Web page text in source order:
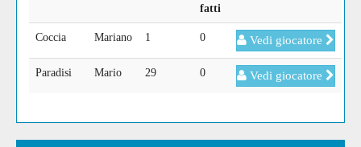
fatti
Coccia Mariano 1 0 Vedi giocatore
Paradisi Mario 29 0 Vedi giocatore